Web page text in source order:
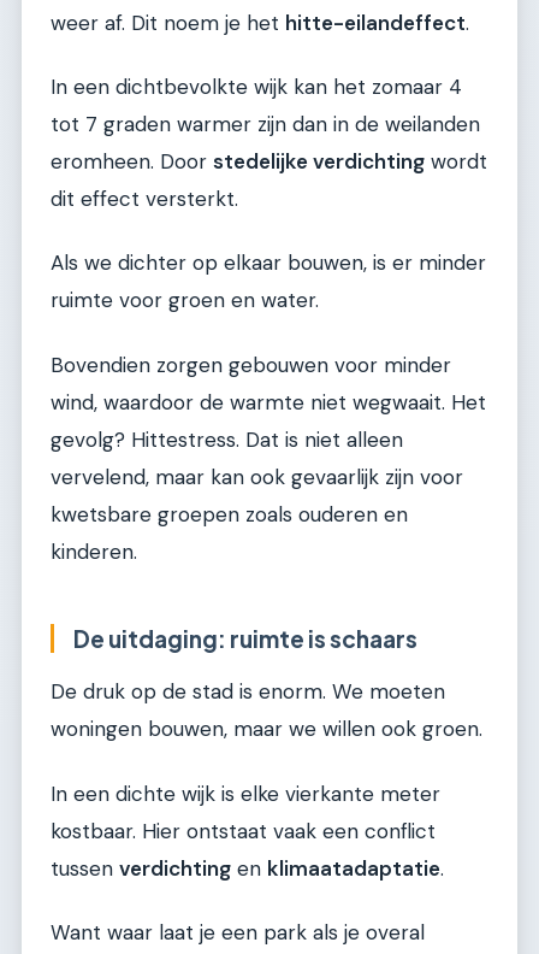
weer af. Dit noem je het hitte-eilandeffect.
In een dichtbevolkte wijk kan het zomaar 4
tot 7 graden warmer zijn dan in de weilanden
eromheen. Door stedelijke verdichting wordt
dit effect versterkt.
Als we dichter op elkaar bouwen, is er minder
ruimte voor groen en water.
Bovendien zorgen gebouwen voor minder
wind, waardoor de warmte niet wegwaait. Het
gevolg? Hittestress. Dat is niet alleen
vervelend, maar kan ook gevaarlijk zijn voor
kwetsbare groepen zoals ouderen en
kinderen.
De uitdaging: ruimte is schaars
De druk op de stad is enorm. We moeten
woningen bouwen, maar we willen ook groen.
In een dichte wijk is elke vierkante meter
kostbaar. Hier ontstaat vaak een conflict
tussen verdichting en klimaatadaptatie.
Want waar laat je een park als je overal